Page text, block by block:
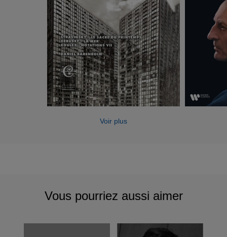
Voir plus
Vous pourriez aussi aimer